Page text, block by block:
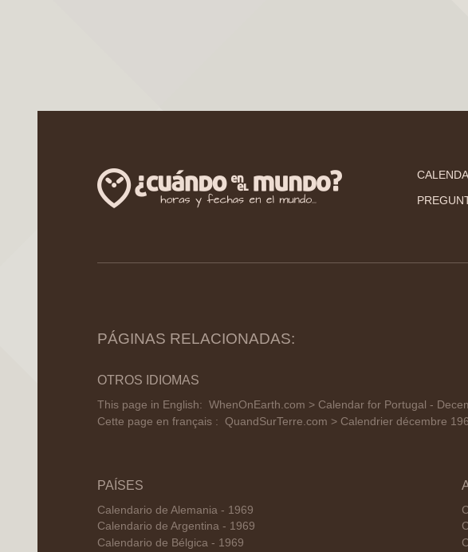
PÁGINAS RELACIONADAS:
OTROS IDIOMAS
This page in English: WhenOnEarth.com > Calendar for Portugal -
Cette page en français : QuandSurTerre.com > Calendrier décembre
PAÍSES
Calendario de Alemania - 1969
Calendario de Argentina - 1969
Calendario de Bélgica - 1969